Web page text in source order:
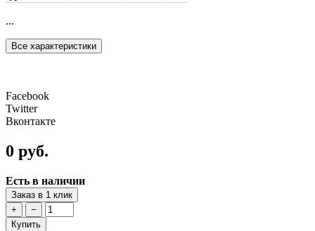
...
Все характеристики
Facebook
Twitter
Вконтакте
0 руб.
Есть в наличии
Заказ в 1 клик
+
−
Купить